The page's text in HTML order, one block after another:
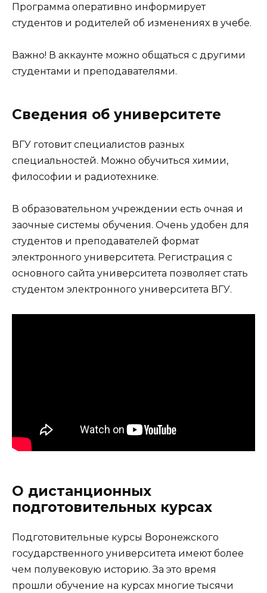
Программа оперативно информирует
студентов и родителей об изменениях в учебе.
Важно! В аккаунте можно общаться с другими
студентами и преподавателями.
Сведения об университете
ВГУ готовит специалистов разных
специальностей. Можно обучиться химии,
философии и радиотехнике.
В образовательном учреждении есть очная и
заочные системы обучения. Очень удобен для
студентов и преподавателей формат
электронного университета. Регистрация с
основного сайта университета позволяет стать
студентом электронного университета ВГУ.
О дистанционных
подготовительных курсах
Подготовительные курсы Воронежского
государственного университета имеют более
чем полувековую историю. За это время
прошли обучение на курсах многие тысячи